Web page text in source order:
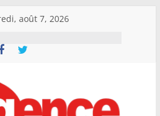
août 7, 2026